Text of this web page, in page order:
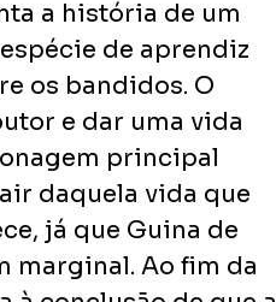
a história de um
de aprendiz
os bandidos. O
e dar uma vida
principal
daquela vida que
já que Guina de
marginal. Ao fim da